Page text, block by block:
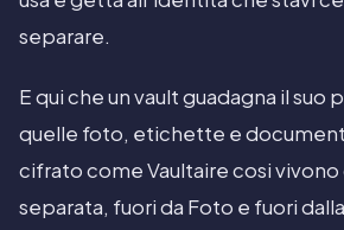
separare.
E qui che un vault guadagna il suo
quelle foto, etichette e
cifrato come Vaultaire cosi
separata, fuori da Foto e fuori